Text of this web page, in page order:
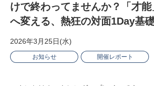
けで終わってませんか？「才能
へ変える、熱狂の対面1Day基
2026年3月25日(水)
お知らせ 開催レポート